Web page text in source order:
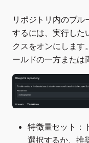
リポジトリ内のブ
するには、実行した
クスをオンにします
ールドの一方または
特徴量セット：
選択するか、推